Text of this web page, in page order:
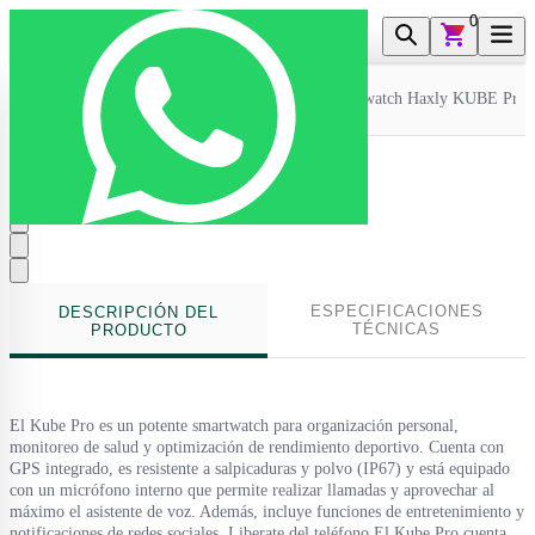
0
> Accesorios Smart Smartwatches Smartwatch Haxly KUBE
DESCRIPCIÓN DEL
PRODUCTO
ESPECIFICACIONES
TÉCNICAS
El Kube Pro es un potente smartwatch para organización personal,
monitoreo de salud y optimización de rendimiento deportivo. Cuenta con
GPS integrado, es resistente a salpicaduras y polvo (IP67) y está equipado
con un micrófono interno que permite realizar llamadas y aprovechar al
máximo el asistente de voz. Además, incluye funciones de entretenimiento y